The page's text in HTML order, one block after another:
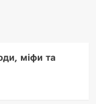
міфи та